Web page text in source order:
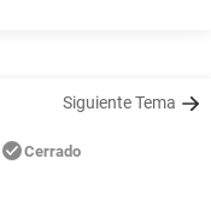
Siguiente Tema
Cerrado